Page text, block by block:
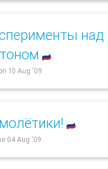
над
🇷🇺
10 Aug '09
🇷🇺
04 Aug '09